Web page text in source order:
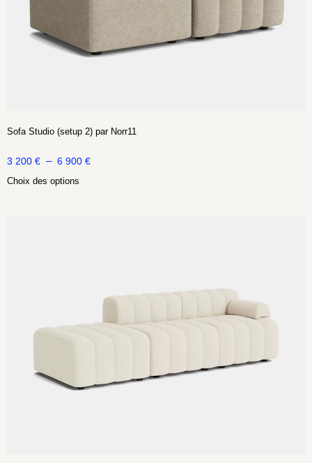
Sofa Studio (setup 2) par Norr11
3 200 € – 6 900 €
Choix des options